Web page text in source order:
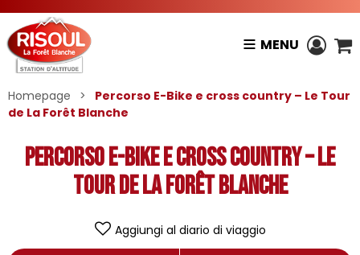
MENU
Homepage >
Percorso E-Bike e cross country – Le Tour
de La Forêt Blanche
Percorso E-Bike e cross country – Le
Tour de La Forêt Blanche
Aggiungi al diario di viaggio